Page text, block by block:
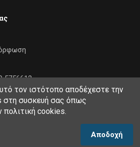
5756612
SA. All rights reserved
τον ιστότοπο αποδέχεστε την
στη συσκευή σας όπως
πολιτική cookies.
Αποδοχή